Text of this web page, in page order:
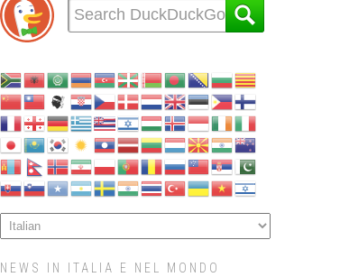
NEWS IN ITALIA E NEL MONDO